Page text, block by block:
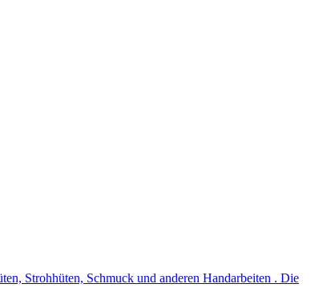
Strohhüten, Schmuck und anderen Handarbeiten . Die